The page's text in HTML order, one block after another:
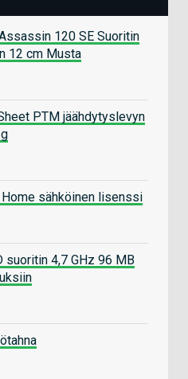
120 SE Suoritin
12 cm Musta
PTM jäähdytyslevyn
sähköinen lisenssi
suoritin 4,7 GHz 96 MB